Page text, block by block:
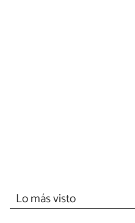
Lo más visto